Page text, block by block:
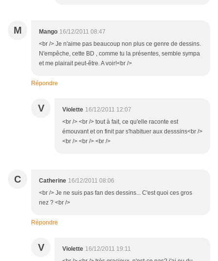
M Mango 16/12/2011 08:47
<br /> Je n'aime pas beaucoup non plus ce genre de dessins.
N'empêche, cette BD , comme tu la présentes, semble sympa
et me plairait peut-être. A voir!<br />
Répondre
V Violette 16/12/2011 12:07
<br /> <br /> tout à fait, ce qu'elle raconte est
émouvant et on finit par s'habituer aux desssins<br />
<br /> <br /> <br />
C Catherine 16/12/2011 08:06
<br /> Je ne suis pas fan des dessins... C'est quoi ces gros
nez ? <br />
Répondre
V Violette 16/12/2011 19:11